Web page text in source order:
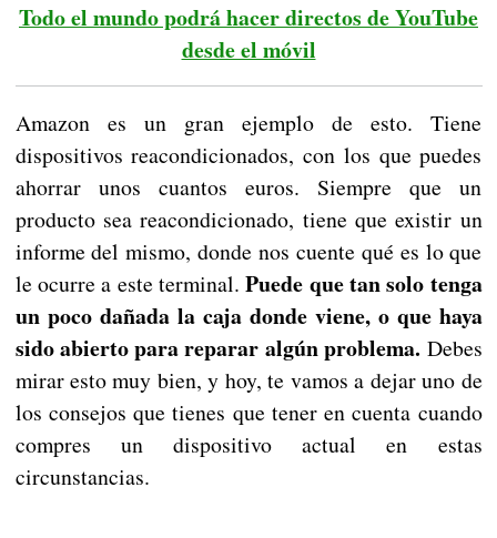
Todo el mundo podrá hacer directos de YouTube
desde el móvil
Amazon es un gran ejemplo de esto. Tiene
dispositivos reacondicionados, con los que puedes
ahorrar unos cuantos euros. Siempre que un
producto sea reacondicionado, tiene que existir un
informe del mismo, donde nos cuente qué es lo que
le ocurre a este terminal.Puede que tan solo tenga
un poco dañada la caja donde viene, o que haya
sido abierto para reparar algún problema. Debes
mirar esto muy bien, y hoy, te vamos a dejar uno de
los consejos que tienes que tener en cuenta cuando
compres un dispositivo actual en estas
circunstancias.